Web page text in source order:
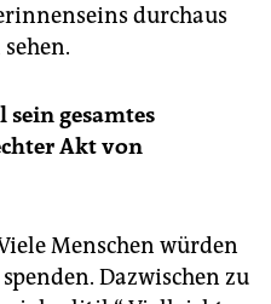
durchaus
gesamtes
Akt von
Menschen würden
Dazwischen zu